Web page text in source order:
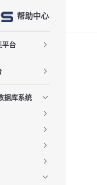
帮助中心
平台
据库系统